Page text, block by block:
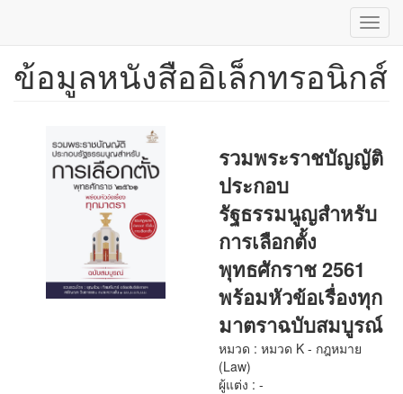
ข้าม
ข้อมูลหนังสืออิเล็กทรอนิกส์
รวมพระราชบัญญัติ
ประกอบ
รัฐธรรมนูญสำหรับ
การเลือกตั้ง
พุทธศักราช 2561
พร้อมหัวข้อเรื่องทุก
มาตราฉบับสมบูรณ์
หมวด : หมวด K - กฎหมาย
(Law)
ผู้แต่ง : -